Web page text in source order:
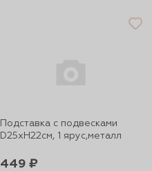
Подставка с подвесками
D25xH22см, 1 ярус,металл
449 ₽